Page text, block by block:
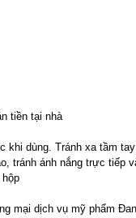
tiền tại nhà
dùng. Tránh xa tầm
tránh ánh nắng trực tiếp
hộp
mại dịch vụ mỹ phẩm